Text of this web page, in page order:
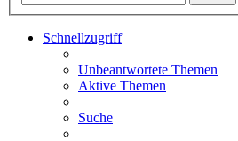
Schnellzugriff
Unbeantwortete Themen
Aktive Themen
Suche